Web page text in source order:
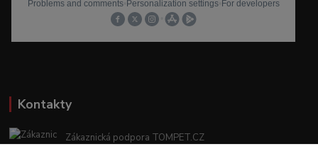
Kontakty
Zákaznická podpora TOMPET.CZ